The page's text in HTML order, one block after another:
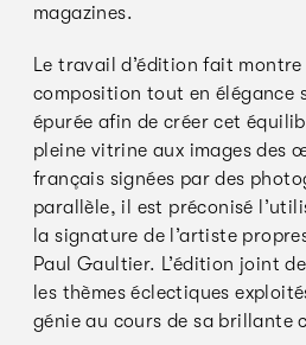
magazines.
Le travail d’édition fait
composition tout en élégance
épurée afin de créer cet
pleine vitrine aux images des
français signées par des
parallèle, il est préconisé
la signature de l’artiste
Paul Gaultier. L’édition joint
les thèmes éclectiques
génie au cours de sa brillante